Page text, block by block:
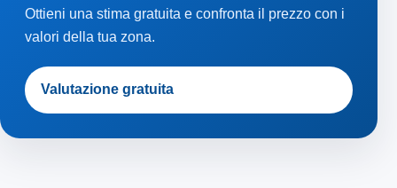
Ottieni una stima gratuita e confronta il prezzo con i
valori della tua zona.
Valutazione gratuita